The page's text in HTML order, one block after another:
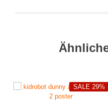
SALE 29%